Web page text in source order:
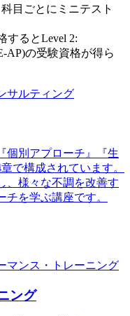
目ごとにミニテスト
するとLevel 2:
AP)の受験資格が得ら
個別アプローチ』『生
で構成されています。
、様々な不調を改善す
を学ぶ講座です。
ング